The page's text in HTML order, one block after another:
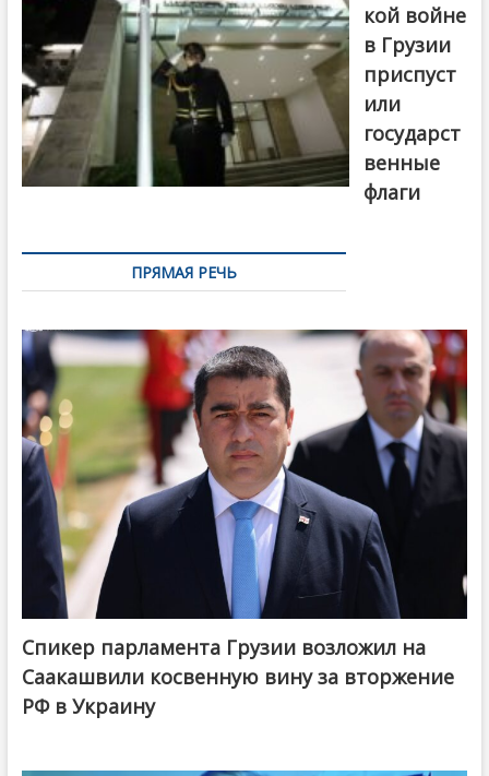
кой войне
в Грузии
приспуст
или
государст
венные
флаги
ПРЯМАЯ РЕЧЬ
Спикер парламента Грузии возложил на
Саакашвили косвенную вину за вторжение
РФ в Украину